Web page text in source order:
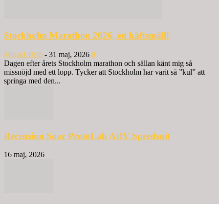
Stockholm Marathon 2026, en käftsmäll!
Mikael Tisjö - 31 maj, 2026 0
Dagen efter årets Stockholm marathon och sällan känt mig så
missnöjd med ett lopp. Tycker att Stockholm har varit så ”kul” att
springa med den...
Recension Soar ProtoLab ADV Speedsuit
16 maj, 2026